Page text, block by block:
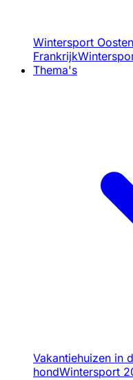
Wintersport
Frankrijk
Thema's
Vakantiehuizen in
hondWintersport